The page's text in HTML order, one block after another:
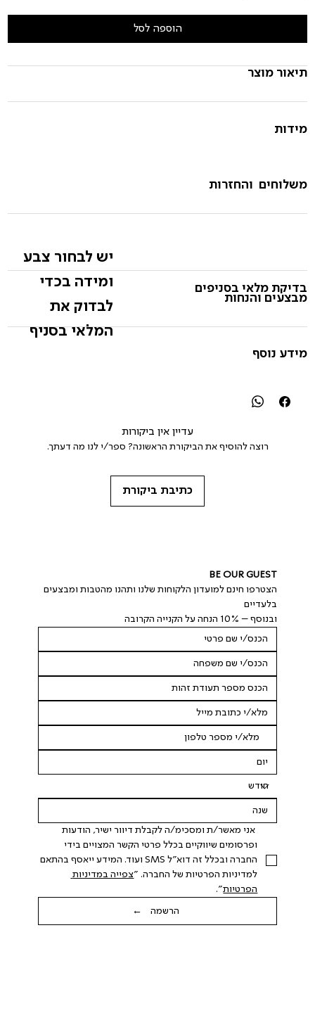
הוספה לסל
תיאור מוצר
מידות
משלוחים והחזרות
יש לבחור צבע
ומידה בכדי
לבדוק את
המלאי בסניף
בדיקת מלאי בסניפים
מבצעים והנחות
מידע נוסף
עדיין אין ביקורות
רוצה להוסיף את הביקורת הראשונה? ספר/י לנו מה דעתך.
כתיבת ביקורת
BE OUR GUEST
הצטרפו חינם למועדון הלקוחות שלנו ותהנו מהטבות ומבצעים
בלעדיים
ובנוסף – 10% הנחה על הקנייה הקרובה
אני מאשר/ת ומסכימ/ה לקבלת דיוור ישיר, הודעות
החברה ובכלל זה דוא"ל SMS ועוד. המידע ייאסף בהתאם
למדיניות הפרטיות של החברה. "
צפייה במדיניות
הפרטיות".
הרשמה ←